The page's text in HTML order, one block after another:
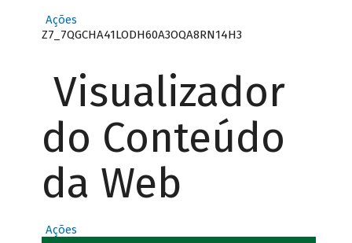
Ações
Z7_7QGCHA41LODH60A3OQA8RN14H3
Visualizador
do Conteúdo
da Web
Ações